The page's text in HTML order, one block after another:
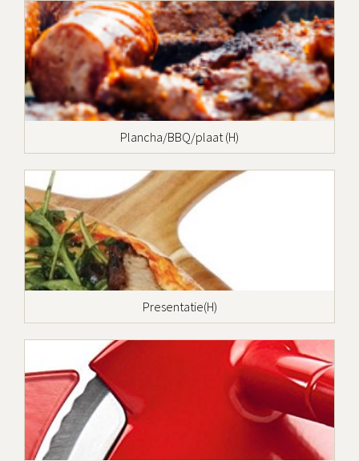
Plancha/BBQ/plaat (H)
Presentatie(H)